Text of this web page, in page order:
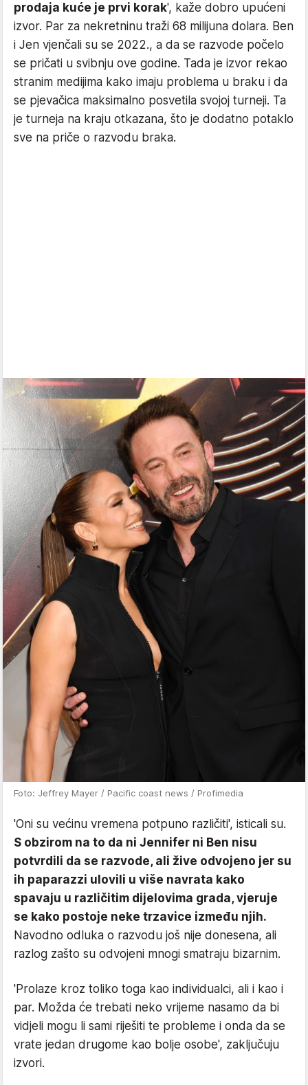
prodaja kuće je prvi korak', kaže dobro upućeni
izvor. Par za nekretninu traži 68 milijuna dolara. Ben
i Jen vjenčali su se 2022., a da se razvode počelo
se pričati u svibnju ove godine. Tada je izvor rekao
stranim medijima kako imaju problema u braku i da
se pjevačica maksimalno posvetila svojoj turneji. Ta
je turneja na kraju otkazana, što je dodatno potaklo
sve na priče o razvodu braka.
Foto: Jeffrey Mayer / Pacific coast news / Profimedia
'Oni su većinu vremena potpuno različiti', isticali su.
S obzirom na to da ni Jennifer ni Ben nisu
potvrdili da se razvode, ali žive odvojeno jer su
ih paparazzi ulovili u više navrata kako
spavaju u različitim dijelovima grada, vjeruje
se kako postoje neke trzavice između njih.
Navodno odluka o razvodu još nije donesena, ali
razlog zašto su odvojeni mnogi smatraju bizarnim.
'Prolaze kroz toliko toga kao individualci, ali i kao i
par. Možda će trebati neko vrijeme nasamo da bi
vidjeli mogu li sami riješiti te probleme i onda da se
vrate jedan drugome kao bolje osobe', zaključuju
izvori.